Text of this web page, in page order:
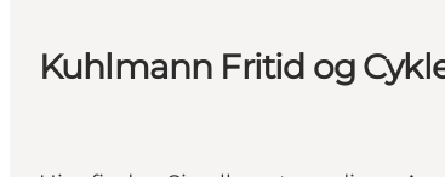
Kuhlmann Fritid og